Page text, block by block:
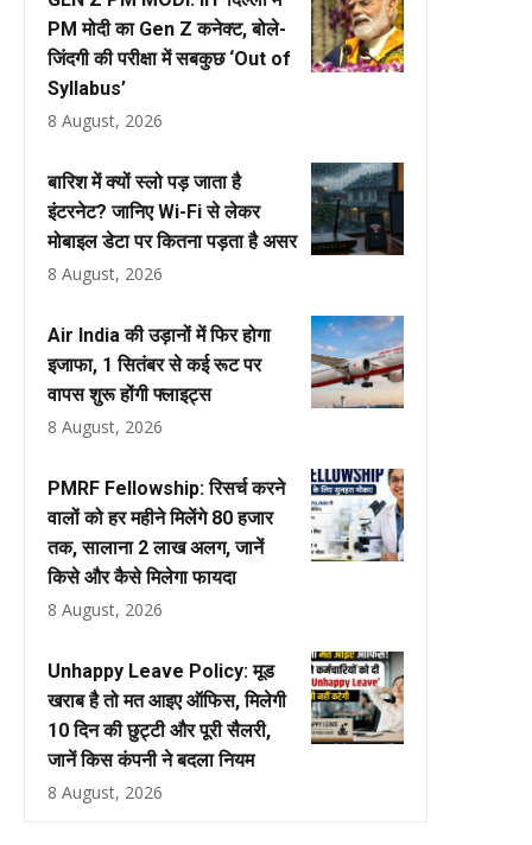
PM मोदी का Gen Z कनेक्ट, बोले-
जिंदगी की परीक्षा में सबकुछ ‘Out of
Syllabus’
8 August, 2026
बारिश में क्यों स्लो पड़ जाता है
इंटरनेट? जानिए Wi-Fi से लेकर
मोबाइल डेटा पर कितना पड़ता है असर
8 August, 2026
Air India की उड़ानों में फिर होगा
इजाफा, 1 सितंबर से कई रूट पर
वापस शुरू होंगी फ्लाइट्स
8 August, 2026
PMRF Fellowship: रिसर्च करने
वालों को हर महीने मिलेंगे ₹80 हजार
तक, सालाना ₹2 लाख अलग, जानें
किसे और कैसे मिलेगा फायदा
8 August, 2026
Unhappy Leave Policy: मूड
खराब है तो मत आइए ऑफिस, मिलेगी
10 दिन की छुट्टी और पूरी सैलरी,
जानें किस कंपनी ने बदला नियम
8 August, 2026